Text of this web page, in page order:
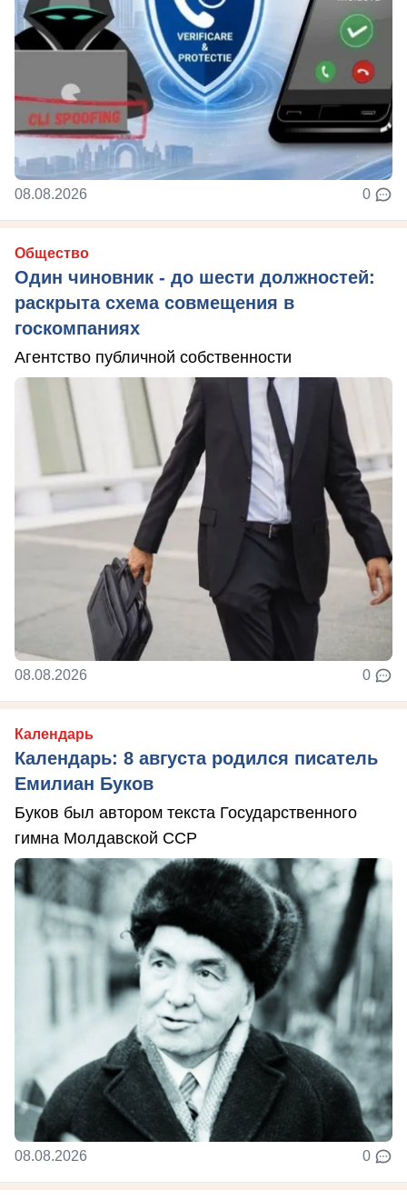
08.08.2026 0
Общество
Один чиновник - до шести должностей:
раскрыта схема совмещения в
госкомпаниях
Агентство публичной собственности
08.08.2026 0
Календарь
Календарь: 8 августа родился писатель
Емилиан Буков
Буков был автором текста Государственного
гимна Молдавской ССР
08.08.2026 0